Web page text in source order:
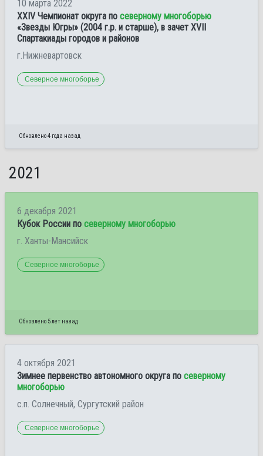
10 марта 2022
XXIV Чемпионат округа по северному многоборью
«Звезды Югры» (2004 г.р. и старше), в зачет XVII
Спартакиады городов и районов
г.Нижневартовск
Северное многоборье
Обновлено 4 года назад
2021
6 декабря 2021
Кубок России по северному многоборью
г. Ханты-Мансийск
Северное многоборье
Обновлено 5 лет назад
4 октября 2021
Зимнее первенство автономного округа по северному
многоборью
с.п. Солнечный, Сургутский район
Северное многоборье